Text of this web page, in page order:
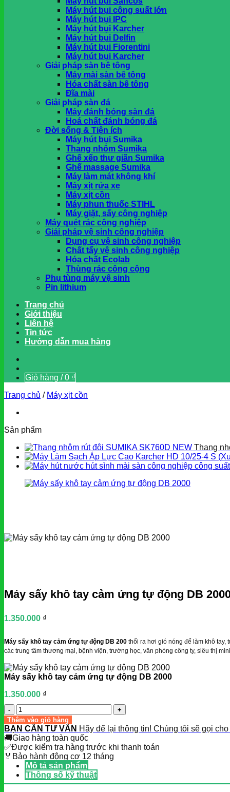
khi nhận hàng tại HCM
Giỏ hàng
Chưa có sản phẩm trong giỏ hàng.
Máy hút bụi công suất lớn
Máy hút bụi IPC
Máy hút bụi Karcher
Máy hút bụi Delfin
Máy hút bụi Fiorentini
Máy hút bụi Karcher
Giải pháp sàn bê tông
Máy mài sàn bê tông
Hóa chất sàn bê tông
Đĩa mài
Giải pháp sàn đá
Máy đánh bóng sàn đá
Hoá chất đánh bóng đá
Đời sống & Tiện ích
Máy hút bụi Sumika
Thang nhôm Sumika
Ghế xếp thư giãn Sumika
Ghế massage Sumika
Máy làm mát không khí
Máy xịt rửa xe
Máy xịt cồn
Máy phun thuốc STIHL
Máy giặt, sấy công nghiệp
Máy quét rác công nghiệp
Giải pháp vệ sinh công nghiệp
Dụng cụ vệ sinh công nghiệp
Chất tẩy vệ sinh công nghiệp
Hóa chất Ecolab
Thùng rác công cộng
Phụ tùng máy vệ sinh
Pin lithium
Trang chủ
Giới thiệu
Liên hệ
Tin tức
Hướng dẫn mua hàng
Giỏ hàng /0 ₫
Trang chủ / Máy xịt cồn
Sản phẩm
Thang
Máy sấy khô tay cảm ứng tự động DB
1.350.000 ₫
Máy sấy khô tay cảm ứng tự động DB 200 thổi ra hơi gió nóng để làm khô tay,
các trung tâm thương mại, bệnh viện, trường học, văn phòng công ty, siêu thị
Máy sấy khô tay cảm ứng tự động DB 2000
1.350.000 ₫
Số
lượng
Thêm vào giỏ hàng
BẠN CẦN TƯ VẤN Hãy để lại thông tin! Chúng tôi sẽ gọi cho
🚚Giao hàng toàn quốc
✅Được kiểm tra hàng trước khi thanh toán
🏅 Bảo hành động cơ 12 tháng
Mô tả sản phẩm
Thông số kỹ thuật